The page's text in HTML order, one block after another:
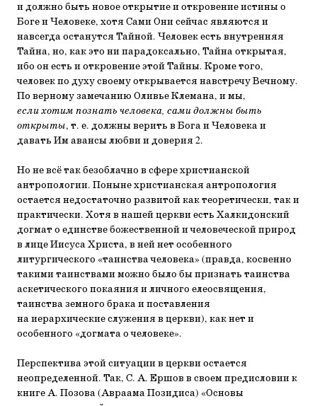
и должно быть новое открытие и откровение истины о
Боге и Человеке, хотя Сами Они сейчас являются и
навсегда останутся Тайной. Человек есть внутренняя
Тайна, но, как это ни парадоксально, Тайна открытая,
ибо он есть и откровение этой Тайны. Кроме того,
человек по духу своему открывается навстречу Вечному.
По верному замечанию Оливье Клемана, и мы,
если хотим познать человека, сами должны быть
открыты, т. е. должны верить в Бога и Человека и
давать Им авансы любви и доверия 2.
Но не всё так безоблачно в сфере христианской
антропологии. Поныне христианская антропология
остается недостаточно развитой как теоретически, так и
практически. Хотя в нашей церкви есть Халкидонский
догмат о единстве божественной и человеческой природ
в лице Иисуса Христа, в ней нет особенного
литургического «таинства человека» (правда, косвенно
такими таинствами можно было бы признать таинства
аскетического покаяния и личного елеосвящения,
таинства земного брака и поставления
на иерархические служения в церкви), как нет и
особенного «догмата о человеке».
Перспектива этой ситуации в церкви остается
неопределенной. Так, С. А. Ершов в своем предисловии к
книге А. Позова (Авраама Позидиса) «Основы